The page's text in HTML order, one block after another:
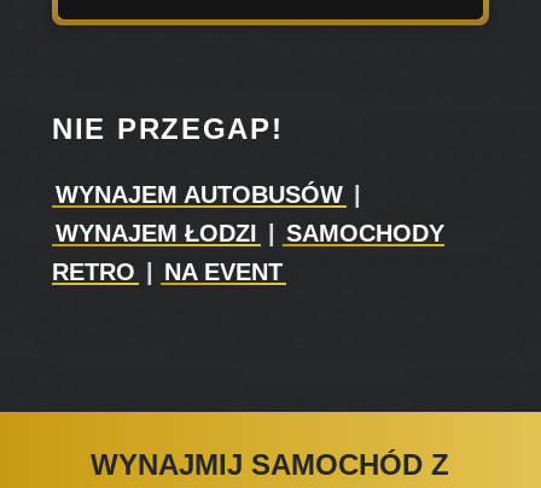
NIE PRZEGAP!
WYNAJEM AUTOBUSÓW
WYNAJEM ŁODZI
SAMOCHODY
RETRO
NA EVENT
WYNAJMIJ SAMOCHÓD Z